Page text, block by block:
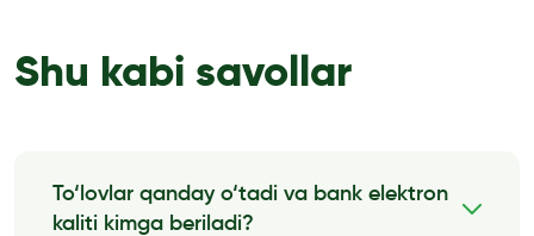
Shu kabi savollar
To‘lovlar qanday o‘tadi va bank elektron
kaliti kimga beriladi?